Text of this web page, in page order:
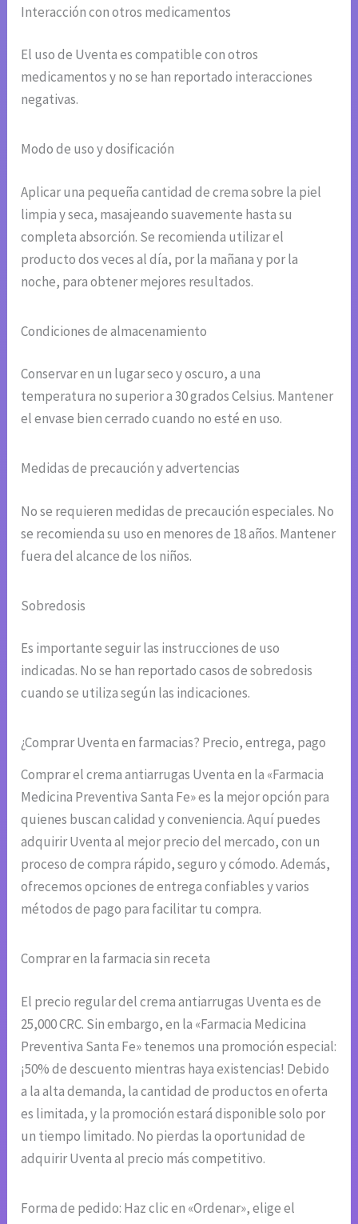
Interacción con otros medicamentos
El uso de Uventa es compatible con otros
medicamentos y no se han reportado interacciones
negativas.
Modo de uso y dosificación
Aplicar una pequeña cantidad de crema sobre la piel
limpia y seca, masajeando suavemente hasta su
completa absorción. Se recomienda utilizar el
producto dos veces al día, por la mañana y por la
noche, para obtener mejores resultados.
Condiciones de almacenamiento
Conservar en un lugar seco y oscuro, a una
temperatura no superior a 30 grados Celsius. Mantener
el envase bien cerrado cuando no esté en uso.
Medidas de precaución y advertencias
No se requieren medidas de precaución especiales. No
se recomienda su uso en menores de 18 años. Mantener
fuera del alcance de los niños.
Sobredosis
Es importante seguir las instrucciones de uso
indicadas. No se han reportado casos de sobredosis
cuando se utiliza según las indicaciones.
¿Comprar Uventa en farmacias? Precio, entrega, pago
Comprar el crema antiarrugas Uventa en la «Farmacia
Medicina Preventiva Santa Fe» es la mejor opción para
quienes buscan calidad y conveniencia. Aquí puedes
adquirir Uventa al mejor precio del mercado, con un
proceso de compra rápido, seguro y cómodo. Además,
ofrecemos opciones de entrega confiables y varios
métodos de pago para facilitar tu compra.
Comprar en la farmacia sin receta
El precio regular del crema antiarrugas Uventa es de
25,000 CRC. Sin embargo, en la «Farmacia Medicina
Preventiva Santa Fe» tenemos una promoción especial:
¡50% de descuento mientras haya existencias! Debido
a la alta demanda, la cantidad de productos en oferta
es limitada, y la promoción estará disponible solo por
un tiempo limitado. No pierdas la oportunidad de
adquirir Uventa al precio más competitivo.
Forma de pedido: Haz clic en «Ordenar», elige el